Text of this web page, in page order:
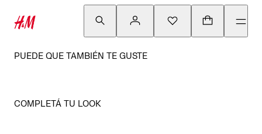
PUEDE QUE TAMBIÉN TE GUSTE
COMPLETÁ TU LOOK